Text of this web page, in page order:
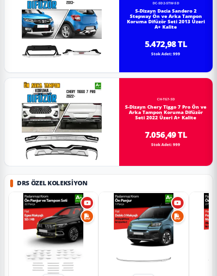
DC-SD2-STW-SD
S-Dizayn Dacia Sandero 2
Stepway Ön ve Arka Tampon
Koruma Difüzör Seti 2013 Üzeri
A+ Kalite
5.472,98 TL
Stok Adet: 999
CH-TG7-SD
S-Dizayn Chery Tiggo 7 Pro Ön ve
Arka Tampon Koruma Difüzör
Seti 2022 Üzeri A+ Kalite
7.056,49 TL
Stok Adet: 999
DRS ÖZEL KOLEKSIYON